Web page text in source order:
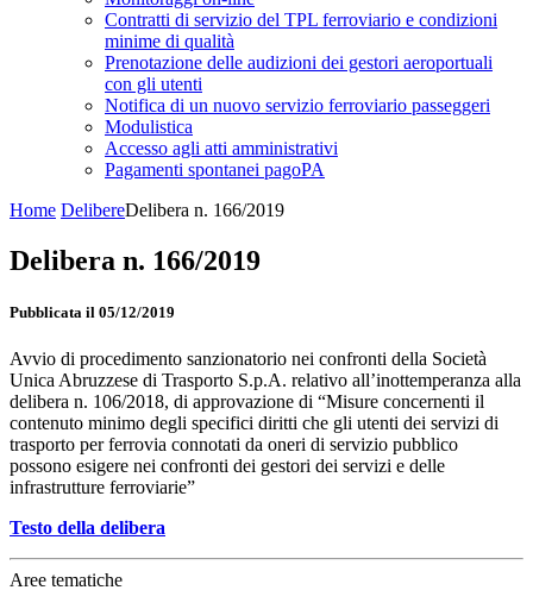
Contratti di servizio del TPL ferroviario e condizioni
minime di qualità
Prenotazione delle audizioni dei gestori aeroportuali
con gli utenti
Notifica di un nuovo servizio ferroviario passeggeri
Modulistica
Accesso agli atti amministrativi
Pagamenti spontanei pagoPA
Home DelibereDelibera n. 166/2019
Delibera n. 166/2019
Pubblicata il 05/12/2019
Avvio di procedimento sanzionatorio nei confronti della Società
Unica Abruzzese di Trasporto S.p.A. relativo all’inottemperanza alla
delibera n. 106/2018, di approvazione di “Misure concernenti il
contenuto minimo degli specifici diritti che gli utenti dei servizi di
trasporto per ferrovia connotati da oneri di servizio pubblico
possono esigere nei confronti dei gestori dei servizi e delle
infrastrutture ferroviarie”
Testo della delibera
Aree tematiche